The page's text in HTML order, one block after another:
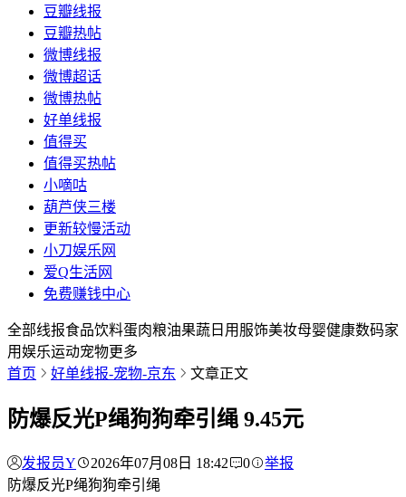
豆瓣线报
豆瓣热帖
微博线报
微博超话
微博热帖
好单线报
值得买
值得买热帖
小嘀咕
葫芦侠三楼
更新较慢活动
小刀娱乐网
爱Q生活网
免费赚钱中心
全部线报食品饮料蛋肉粮油果蔬 日用 服饰美妆母婴健康数码家
用娱乐运动宠物更多
首页
好单线报-宠物-京东 文章正文
防爆反光P绳狗狗牵引绳 9.45元
发报员Y 2026年07月08日 18:42 0
举报
防爆反光P绳狗狗牵引绳